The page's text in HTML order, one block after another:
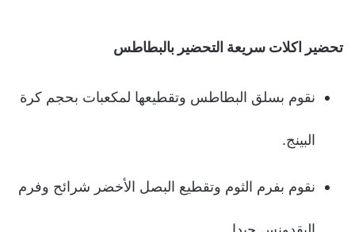
تحضير اكلات سريعة التحضير بالبطاطس
نقوم بسلق البطاطس وتقطيعها لمكعبات بحجم كرة
البينج.
نقوم بفرم الثوم وتقطيع البصل الأخضر شرائح وفرم